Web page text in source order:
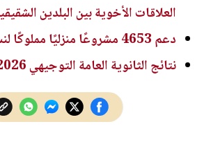
العلاقات الأخوية بين البلدين
دعم 4653 مشروعًا منزليًا مملوكًا لنساء خلال 6 أشهر
نتائج الثانوية العامة التوجيهي 2026